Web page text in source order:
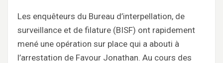
Les enquêteurs du Bureau d’interpellation, de
surveillance et de filature (BISF) ont rapidement
mené une opération sur place qui a abouti à
l’arrestation de Favour Jonathan. Au cours des